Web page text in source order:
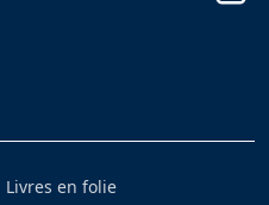
Livres en folie